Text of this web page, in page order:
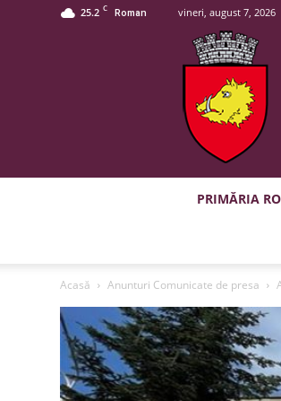
25.2 C Roman vineri, august 7, 2026
PRIMĂRIA
Acasă Anunturi Comunicate de presa